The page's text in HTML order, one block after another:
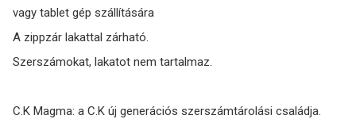
vagy tablet gép szállítására
A zippzár lakattal zárható.
Szerszámokat, lakatot nem tartalmaz.
C.K Magma: a C.K új generációs szerszámtárolási családja.